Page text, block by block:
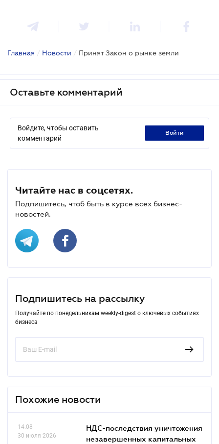
Главная / Новости / Принят Закон о рынке земли
Оставьте комментарий
Войдите, чтобы оставить
комментарий
войти
Читайте нас в соцсетях.
Подпишитесь, чтоб быть в курсе всех бизнес-
новостей.
Подпишитесь на рассылку
Получайте по понедельникам weekly-digest о ключевых событиях
бизнеса
Похожие новости
14.08
30 июля 2026
НДС-последствия уничтожения
незавершенных капитальных